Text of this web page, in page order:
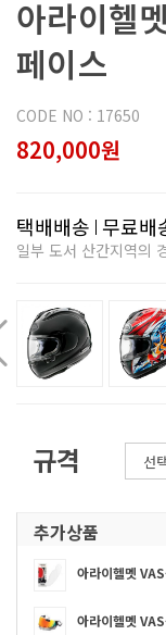
아라이헬
페이스
CODE NO : 17650
820,000원
택배배송 무료배
일부 도서 산간지역의
규격
추가상품